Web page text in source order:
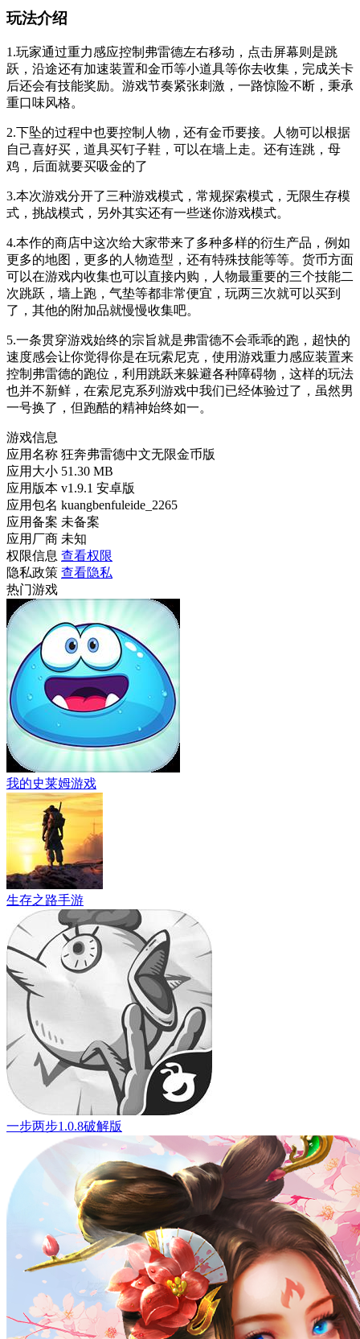
玩法介绍
1.玩家通过重力感应控制弗雷德左右移动，点击屏幕则是跳
跃，沿途还有加速装置和金币等小道具等你去收集，完成关卡
后还会有技能奖励。游戏节奏紧张刺激，一路惊险不断，秉承
重口味风格。
2.下坠的过程中也要控制人物，还有金币要接。人物可以根据
自己喜好买，道具买钉子鞋，可以在墙上走。还有连跳，母
鸡，后面就要买吸金的了
3.本次游戏分开了三种游戏模式，常规探索模式，无限生存模
式，挑战模式，另外其实还有一些迷你游戏模式。
4.本作的商店中这次给大家带来了多种多样的衍生产品，例如
更多的地图，更多的人物造型，还有特殊技能等等。货币方面
可以在游戏内收集也可以直接内购，人物最重要的三个技能二
次跳跃，墙上跑，气垫等都非常便宜，玩两三次就可以买到
了，其他的附加品就慢慢收集吧。
5.一条贯穿游戏始终的宗旨就是弗雷德不会乖乖的跑，超快的
速度感会让你觉得你是在玩索尼克，使用游戏重力感应装置来
控制弗雷德的跑位，利用跳跃来躲避各种障碍物，这样的玩法
也并不新鲜，在索尼克系列游戏中我们已经体验过了，虽然男
一号换了，但跑酷的精神始终如一。
游戏信息
应用名称 狂奔弗雷德中文无限金币版
应用大小 51.30 MB
应用版本 v1.9.1 安卓版
应用包名 kuangbenfuleide_2265
应用备案 未备案
应用厂商 未知
权限信息 查看权限
隐私政策 查看隐私
热门游戏
我的史莱姆游戏
生存之路手游
一步两步1.0.8破解版